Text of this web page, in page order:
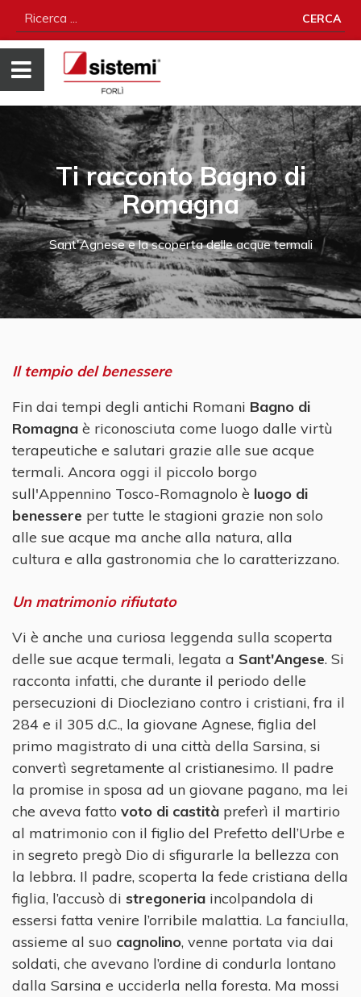
CERCA
Ti racconto Bagno di
Romagna
Sant'Agnese e la scoperta delle acque termali
Il tempio del benessere
Fin dai tempi degli antichi Romani Bagno di
Romagna è riconosciuta come luogo dalle virtù
terapeutiche e salutari grazie alle sue acque
termali. Ancora oggi il piccolo borgo
sull'Appennino Tosco-Romagnolo è luogo di
benessere per tutte le stagioni grazie non solo
alle sue acque ma anche alla natura, alla
cultura e alla gastronomia che lo caratterizzano.
Un matrimonio rifiutato
Vi è anche una curiosa leggenda sulla scoperta
delle sue acque termali, legata a Sant'Angese. Si
racconta infatti, che durante il periodo delle
persecuzioni di Diocleziano contro i cristiani, fra il
284 e il 305 d.C., la giovane Agnese, figlia del
primo magistrato di una città della Sarsina, si
convertì segretamente al cristianesimo. Il padre
la promise in sposa ad un giovane pagano, ma lei
che aveva fatto voto di castità preferì il martirio
al matrimonio con il figlio del Prefetto dell’Urbe e
in segreto pregò Dio di sfigurarle la bellezza con
la lebbra. Il padre, scoperta la fede cristiana della
figlia, l’accusò di stregoneria incolpandola di
essersi fatta venire l’orribile malattia. La fanciulla,
assieme al suo cagnolino, venne portata via dai
soldati, che avevano l’ordine di condurla lontano
dalla Sarsina e ucciderla nella foresta. Ma mossi